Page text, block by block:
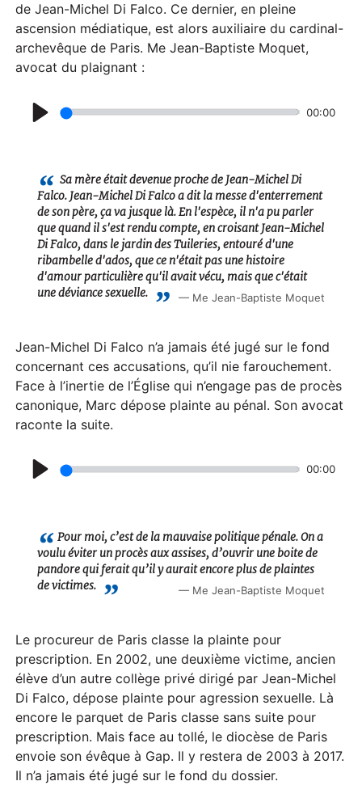
de Jean-Michel Di Falco. Ce dernier, en pleine
ascension médiatique, est alors auxiliaire du cardinal-
archevêque de Paris. Me Jean-Baptiste Moquet,
avocat du plaignant :
a
y
00:00
Sa mère était devenue proche de Jean-Michel Di
Falco. Jean-Michel Di Falco a dit la messe d'enterrement
de son père, ça va jusque là. En l'espèce, il n'a pu parler
que quand il s'est rendu compte, en croisant Jean-Michel
Di Falco, dans le jardin des Tuileries, entouré d'une
ribambelle d'ados, que ce n'était pas une histoire
d'amour particulière qu'il avait vécu, mais que c'était
une déviance sexuelle.
Me Jean-Baptiste Moquet
Jean-Michel Di Falco n’a jamais été jugé sur le fond
concernant ces accusations, qu’il nie farouchement.
Face à l’inertie de l’Église qui n’engage pas de procès
canonique, Marc dépose plainte au pénal. Son avocat
raconte la suite.
a
y
00:00
Pour moi, c’est de la mauvaise politique pénale. On a
voulu éviter un procès aux assises, d’ouvrir une boite de
pandore qui ferait qu’il y aurait encore plus de plaintes
de victimes.
Me Jean-Baptiste Moquet
Le procureur de Paris classe la plainte pour
prescription. En 2002, une deuxième victime, ancien
élève d’un autre collège privé dirigé par Jean-Michel
Di Falco, dépose plainte pour agression sexuelle. Là
encore le parquet de Paris classe sans suite pour
prescription. Mais face au tollé, le diocèse de Paris
envoie son évêque à Gap. Il y restera de 2003 à 2017.
Il n’a jamais été jugé sur le fond du dossier.